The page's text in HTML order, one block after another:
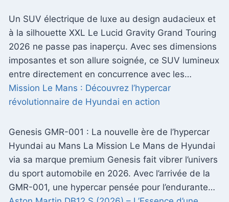
Un SUV électrique de luxe au design audacieux et
à la silhouette XXL Le Lucid Gravity Grand Touring
2026 ne passe pas inaperçu. Avec ses dimensions
imposantes et son allure soignée, ce SUV lumineux
entre directement en concurrence avec les…
Mission Le Mans : Découvrez l’hypercar
révolutionnaire de Hyundai en action
Genesis GMR-001 : La nouvelle ère de l’hypercar
Hyundai au Mans La Mission Le Mans de Hyundai
via sa marque premium Genesis fait vibrer l’univers
du sport automobile en 2026. Avec l’arrivée de la
GMR-001, une hypercar pensée pour l’endurante…